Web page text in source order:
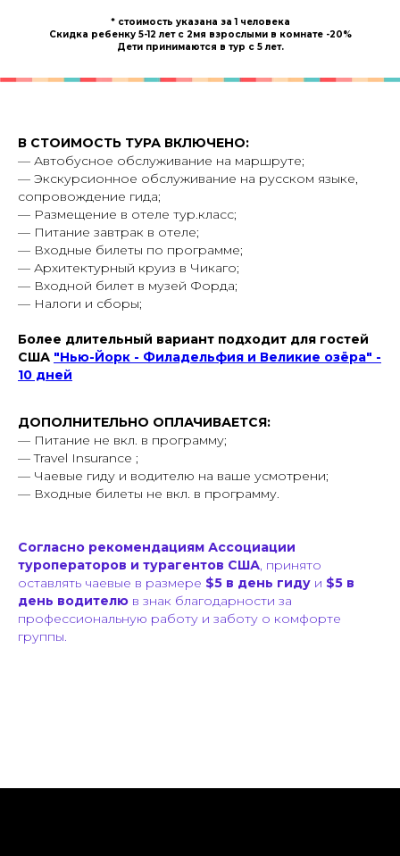
* стоимость указана за 1 человека
Скидка ребенку 5-12 лет с 2мя взрослыми в комнате -20%
Дети принимаются в тур с 5 лет.
В СТОИМОСТЬ ТУРА ВКЛЮЧЕНО:
— Автобусное обслуживание на маршруте;
— Экскурсионное обслуживание на русском языке,
сопровождение гида;
— Размещение в отеле тур.класс;
— Питание завтрак в отеле;
— Входные билеты по программе;
— Архитектурный круиз в Чикаго;
— Входной билет в музей Форда;
— Налоги и сборы;
Более длительный вариант подходит для гостей
США "Нью-Йорк - Филадельфия и Великие озёра" -
10 дней
ДОПОЛНИТЕЛЬНО ОПЛАЧИВАЕТСЯ:
— Питание не вкл. в программу;
— Travel Insurance ;
— Чаевые гиду и водителю на ваше усмотрени;
— Входные билеты не вкл. в программу.
Согласно рекомендациям Ассоциации
туроператоров и турагентов США, принято
оставлять чаевые в размере $5 в день гиду и $5 в
день водителю в знак благодарности за
профессиональную работу и заботу о комфорте
группы.